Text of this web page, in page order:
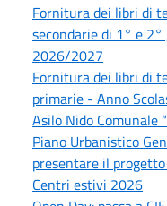
Fornitura dei libri di
secondarie di 1° e
2026/2027
Fornitura dei libri di
primarie - Anno
Asilo Nido Comunale
Piano Urbanistico
presentare il
Centri estivi 2026